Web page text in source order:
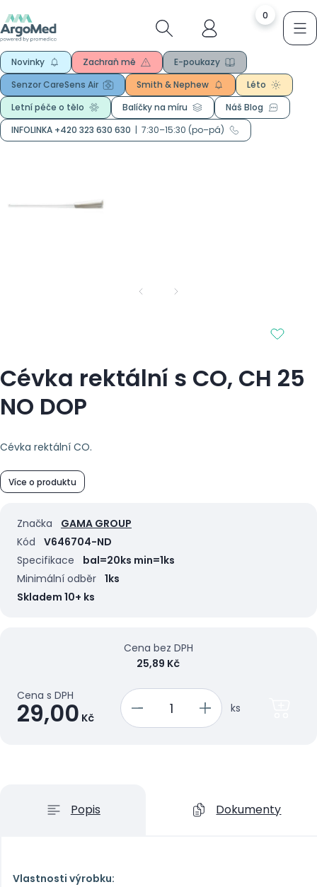
0
Novinky Zachraň mě
E-poukazy
Senzor CareSens Air
Smith & Nephew
Léto
Letní péče o tělo
Balíčky na míru
Náš Blog
INFOLINKA +420 323 630 630 | 7:30–15:30 (po–pá)
Cévka rektální s CO, CH 25
NO DOP
Cévka rektální CO.
Více o produktu
Značka
GAMA GROUP
Kód
V646704-ND
Specifikace
bal=20ks min=1ks
Minimální odběr 1ks
Skladem 10+ ks
Cena s DPH
29,00 Kč
Cena bez DPH
25,89 Kč
ks
Popis Dokumenty
Vlastnosti výrobku: